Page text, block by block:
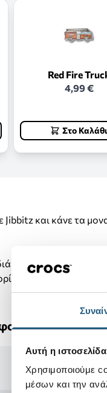
Αυτή η
Χρησιμοποιούμε
μέσων και την
Red Fire
4,99 €
Στο Καλάθι
και κάνε τα
κάτω των 3 ετών.
Jibbitz δεν